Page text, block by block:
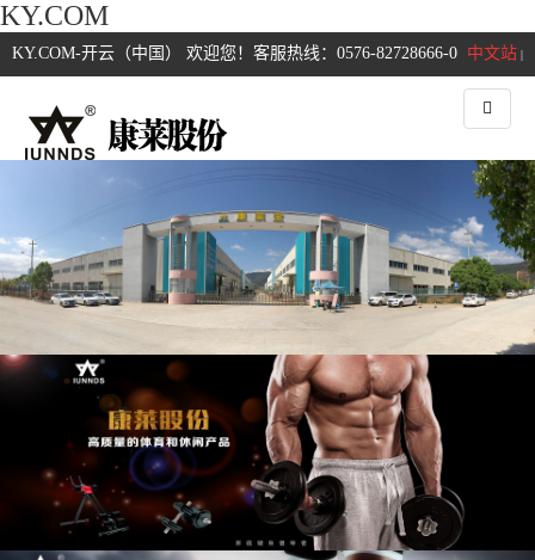
KY.COM
中文站 |
KY.COM-开云（中国） 欢迎您！客服热线：0576-82728666-0